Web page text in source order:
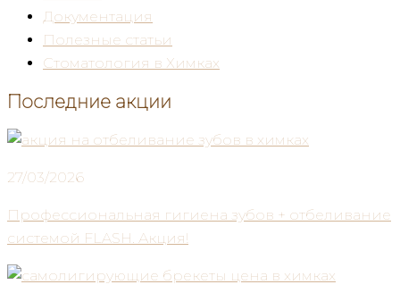
Документация
Полезные статьи
Стоматология в Химках
Последние акции
27/03/2026
Профессиональная гигиена зубов + отбеливание
системой FLASH. Акция!